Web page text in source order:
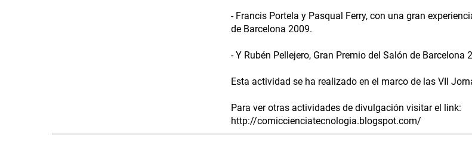
- Francis Portela y Pasqual Ferry, con una gran
de Barcelona 2009.
- Y Rubén Pellejero, Gran Premio del Salón de Barcelona
Esta actividad se ha realizado en el marco de las VII
Para ver otras actividades de divulgación visitar el link:
http://comiccienciatecnologia.blogspot.com/